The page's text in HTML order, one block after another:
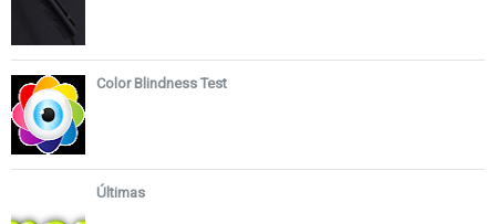
Color Blindness Test
Últimas